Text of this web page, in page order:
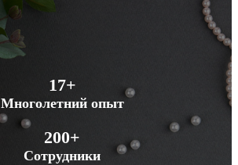
17+
Многолетний опыт
200+
Сотрудники